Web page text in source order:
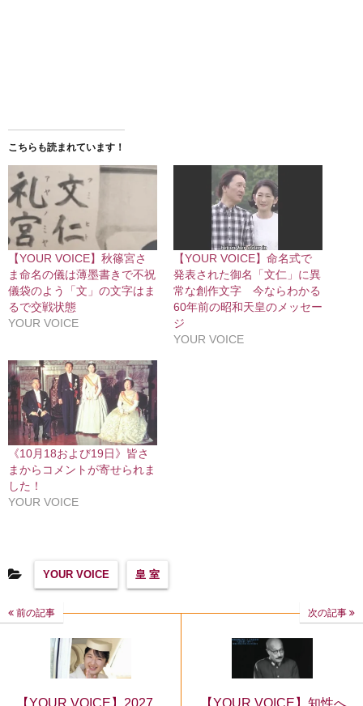
こちらも読まれています！
【YOUR VOICE】秋篠宮さ
ま命名の儀は薄墨書きで不祝
儀袋のよう「文」の文字はま
るで交戦状態
YOUR VOICE
【YOUR VOICE】命名式で
発表された御名「文仁」に異
常な創作文字 今ならわかる
60年前の昭和天皇のメッセー
ジ
YOUR VOICE
《10月18および19日》皆さ
まからコメントが寄せられま
した！
YOUR VOICE
YOUR VOICE 皇 室
前の記事 次の記事